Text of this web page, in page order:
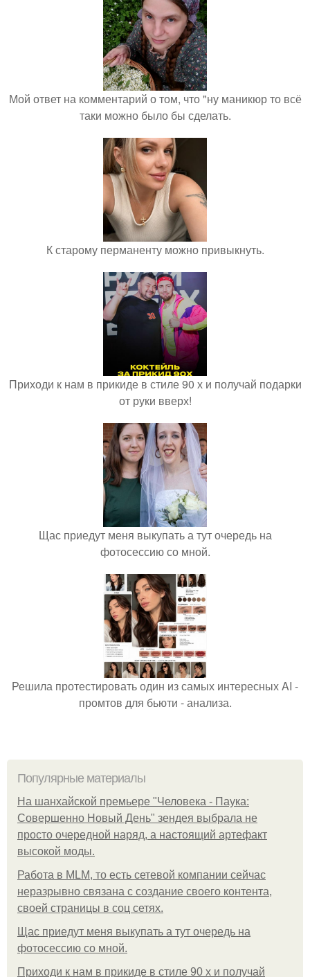
Мой ответ на комментарий о том, что "ну маникюр то всё
таки можно было бы сделать.
К старому перманенту можно привыкнуть.
Приходи к нам в прикиде в стиле 90 х и получай подарки
от руки вверх!
Щас приедут меня выкупать а тут очередь на
фотосессию со мной.
Решила протестировать один из самых интересных AI -
промтов для бьюти - анализа.
Популярные материалы
На шанхайской премьере "Человека - Паука:
Совершенно Новый День" зендея выбрала не
просто очередной наряд, а настоящий артефакт
высокой моды.
Работа в MLM, то есть сетевой компании сейчас
неразрывно связана с создание своего контента,
своей страницы в соц сетях.
Щас приедут меня выкупать а тут очередь на
фотосессию со мной.
Приходи к нам в прикиде в стиле 90 х и получай